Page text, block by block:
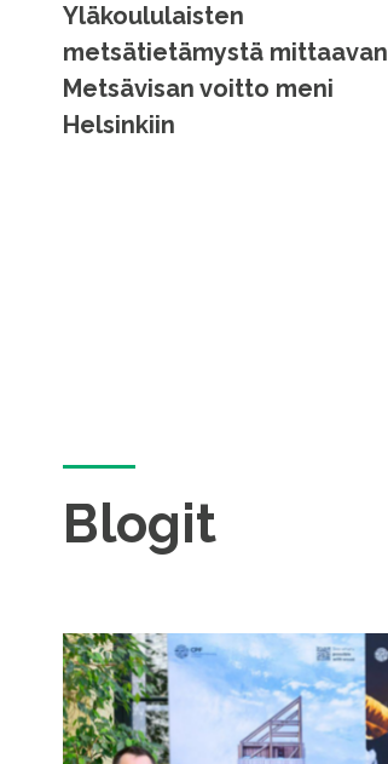
Yläkoululaisten
metsätietämystä mittaavan
Metsävisan voitto meni
Helsinkiin
Blogit